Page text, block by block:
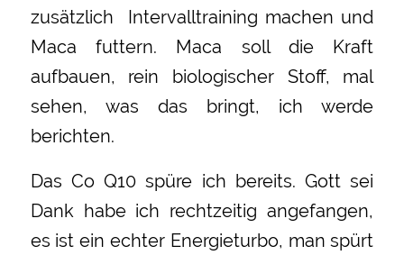
zusätzlich Intervalltraining machen und
Maca futtern. Maca soll die Kraft
aufbauen, rein biologischer Stoff, mal
sehen, was das bringt, ich werde
berichten.
Das Co Q10 spüre ich bereits. Gott sei
Dank habe ich rechtzeitig angefangen,
es ist ein echter Energieturbo, man spürt